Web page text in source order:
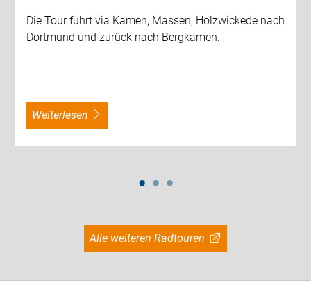
Die Tour führt via Kamen, Massen, Holzwickede nach
Dortmund und zurück nach Bergkamen.
weiterlesen
Alle weiteren Radtouren